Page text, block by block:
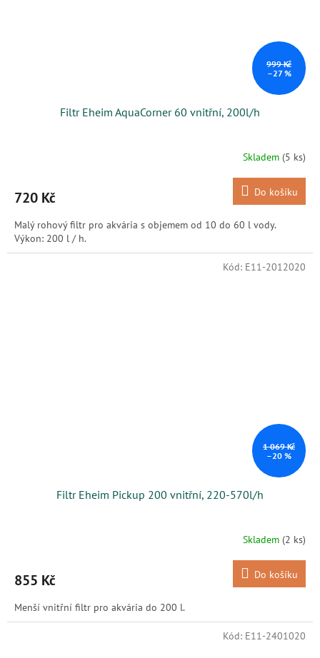
999 Kč
–27 %
Filtr Eheim AquaCorner 60 vnitřní, 200l/h
Skladem (5 ks)
720 Kč Do košíku
Malý rohový filtr pro akvária s objemem od 10 do 60 l vody.
Výkon: 200 l / h.
1 069 Kč
–20 %
Filtr Eheim Pickup 200 vnitřní, 220-570l/h
Skladem (2 ks)
855 Kč Do košíku
Menší vnitřní filtr pro akvária do 200 l.
Kód: E11-2012020
Kód: E11-2401020